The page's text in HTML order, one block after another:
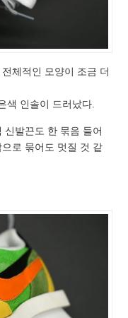
체적인 모양이 조금 더
색 인솔이 드러났다.
신발끈도 한 묶음 들어
로 묶어도 멋질 것 같